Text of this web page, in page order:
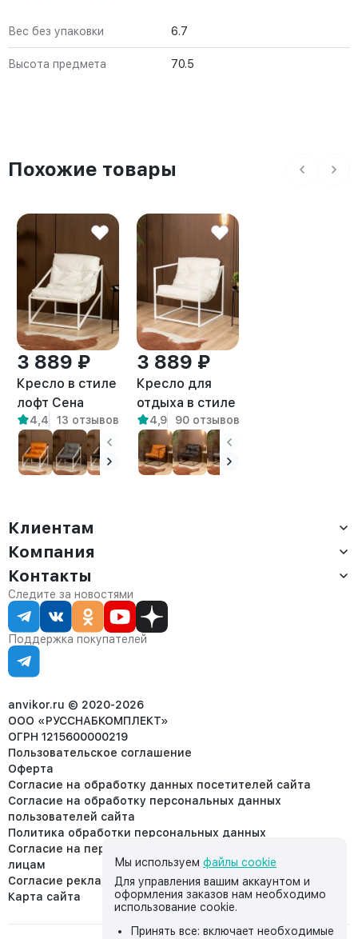
Вес без упаковки 6.7
Высота предмета 70.5
Похожие товары
3 889 ₽
Кресло в стиле
лофт Сена
экокожа
белый/белый
4,4 13 отзывов
3 889 ₽
Кресло для
отдыха в стиле
лофт Барта
белый/белый
4,9 90 отзывов
Клиентам
Доставка
Оплата
Сервис
Статус заказа
Статьи
Компания
О компании
Контакты
Партнёрам
Контакты
Отдел продаж:
8 (800) 234-22-62
corp@anvikor.ru
Ежедневно, с 7:00-19:00 (МСК)
Отдел рекламации:
8 (953) 455-25-61
Следите за новостями
Поддержка покупателей
anvikor.ru © 2020-2026
ООО «РУССНАБКОМПЛЕКТ»
ОГРН 1215600000219
Пользовательское соглашение
Оферта
Согласие на обработку данных посетителей сайта
Согласие на обработку персональных данных
пользователей сайта
Политика обработки персональных данных
Согласие на передачу персональных данных третьим
лицам
Согласие реклама
Карта сайта
Мы используем файлы cookie
Для управления вашим аккаунтом и
оформления заказов нам необходимо
использование cookie.
Принять все: включает необходимые